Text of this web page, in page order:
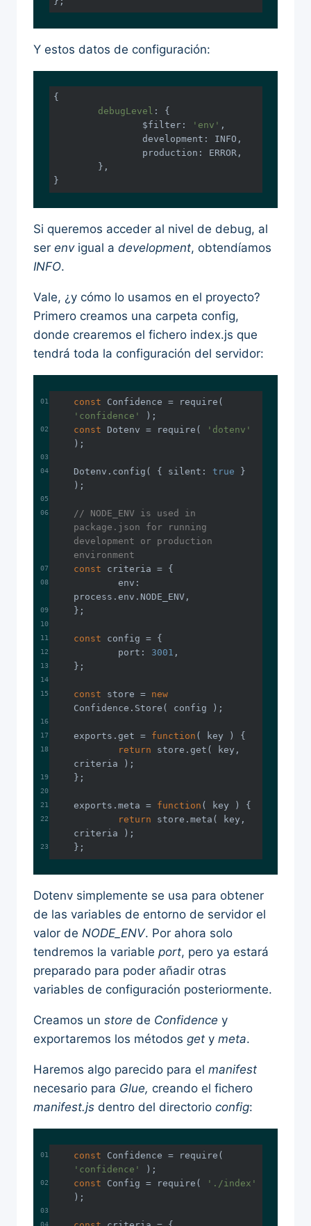
Y estos datos de configuración:
{
debugLevel : {
		$filter:
'env' ,
}
Si queremos acceder al nivel de debug, al
ser envigual a development, obtendíamos
INFO.
Vale, ¿y cómo lo usamos en el proyecto?
Primero creamos una carpeta config,
donde crearemos el fichero index.js que
tendrá toda la configuración del servidor:
const Confidence = require
'confidence'
const Dotenv = require (
'dotenv'
Dotenv.config( { silent : true }
// NODE_ENV is used in
package.json for running
development or production
environment
const
env :
const
port : 3001
const store = new
exports.get = function ( key )
return store.get( key,
exports.meta = function ( key )
return store.meta( key,
};
Dotenv simplemente se usa para obtener
de las variables de entorno de servidor el
valor de NODE_ENV. Por ahora solo
tendremos la variable port, pero ya estará
preparado para poder añadir otras
variables de configuración posteriormente.
Creamos un store de Confidence y
exportaremos los métodos get y meta.
Haremos algo parecido para el manifest
necesario para Glue, creando el fichero
manifest.js dentro del directorio config:
const Confidence = require
'confidence'
const Config = require (
'./index'